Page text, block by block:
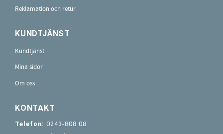
Reklamation och retur
KUNDTJÄNST
Kundtjänst
Mina sidor
Om oss
KONTAKT
Telefon: 0243-808 08